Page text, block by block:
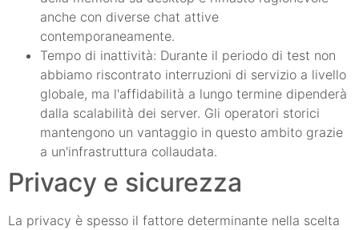
anche con diverse chat attive
contemporaneamente.
Tempo di inattività: Durante il periodo di test non
abbiamo riscontrato interruzioni di servizio a livello
globale, ma l'affidabilità a lungo termine dipenderà
dalla scalabilità dei server. Gli operatori storici
mantengono un vantaggio in questo ambito grazie
a un'infrastruttura collaudata.
Privacy e sicurezza
La privacy è spesso il fattore determinante nella scelta